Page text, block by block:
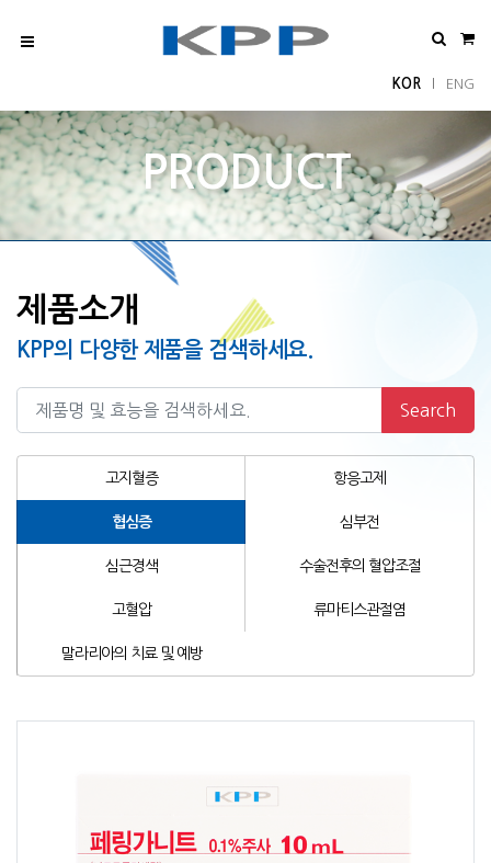
KOR ENG
PRODUCT
제품소개
KPP의 다양한 제품을 검색하세요.
Search
고지혈증 항응고제
협심증 심부전
심근경색 수술전후의 혈압조절
고혈압 류마티스관절염
말라리아의 치료 및 예방